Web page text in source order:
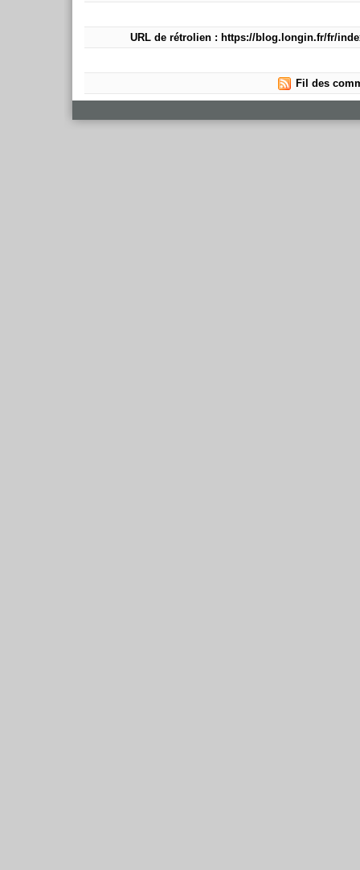
URL de rétrolien : https://blog.longin.fr/fr/
Fil des